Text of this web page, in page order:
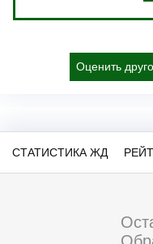
Оценить
СТАТИСТИКА ЖД